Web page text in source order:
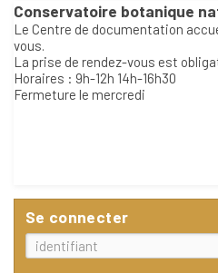
Conservatoire botanique
Le Centre de documentation
vous.
La prise de rendez-vous est
Horaires : 9h-12h 14h-16h30
Fermeture le mercredi
Se connecter